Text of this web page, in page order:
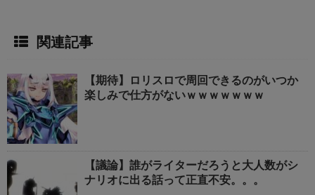
関連記事
【期待】ロリスロで周回できるのがいつか
楽しみで仕方がないｗｗｗｗｗｗｗ
【議論】誰がライターだろうと大人数がシ
ナリオに出る話って正直不安。。。